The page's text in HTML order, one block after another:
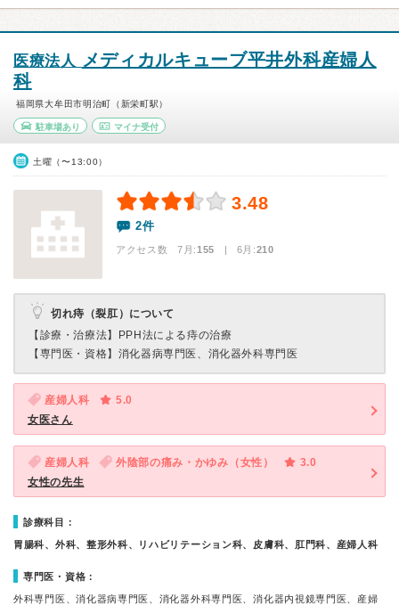
医療法人 メディカルキューブ平井外科産婦人
科
福岡県大牟田市明治町（新栄町駅）
駐車場あり マイナ受付
土曜（〜13:00）
3.48
2件
アクセス数 7月:155 | 6月:210
切れ痔（裂肛）について
【診療・治療法】
PPH法による痔の治療
【専門医・資格】 消化器病専門医、消化器外科専門医
産婦人科
5.0
女医さん
産婦人科 外陰部の痛み・かゆみ（女性）
3.0
女性の先生
診療科目：
胃腸科、外科、整形外科、リハビリテーション科、皮膚科、肛門科、産婦人科
専門医・資格：
外科専門医、消化器病専門医、消化器外科専門医、消化器内視鏡専門医、産婦